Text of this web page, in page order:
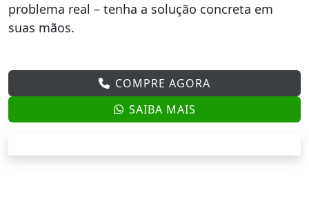
problema real – tenha a solução concreta em
suas mãos.
COMPRE AGORA
SAIBA MAIS